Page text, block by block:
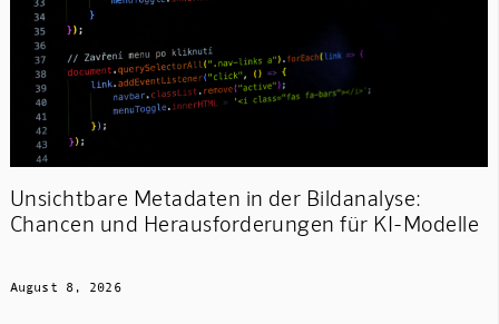
Unsichtbare Metadaten in der Bildanalyse:
Chancen und Herausforderungen für KI-Modelle
August 8, 2026